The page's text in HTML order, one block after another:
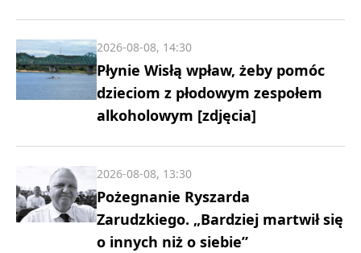
Płynie Wisłą wpław, żeby pomóc
dzieciom z płodowym zespołem
alkoholowym [zdjęcia]
2026-08-08, 14:30
Pożegnanie Ryszarda
Zarudzkiego. „Bardziej martwił się
o innych niż o siebie”
2026-08-08, 13:30